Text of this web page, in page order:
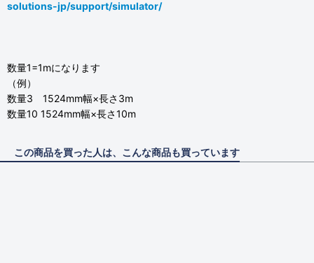
solutions-jp/support/simulator/
数量1=1mになります
（例）
数量3 1524mm幅×長さ3m
数量10 1524mm幅×長さ10m
この商品を買った人は、こんな商品も買っています